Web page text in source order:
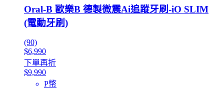
Oral-B 歐樂B 德製微震Ai追蹤牙刷-iO SLIM
(電動牙刷)
(90)
$6,990
下單再折
$9,990
P幣